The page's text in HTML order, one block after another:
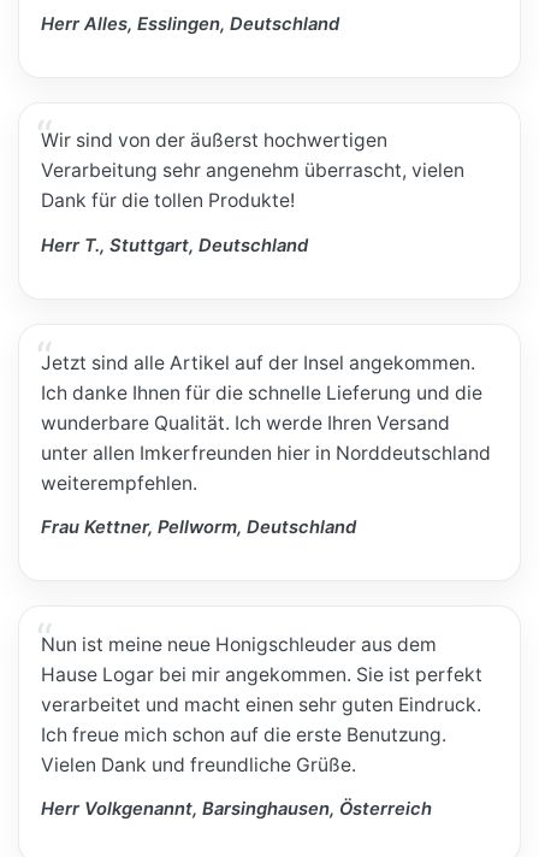
Herr Alles, Esslingen, Deutschland
Wir sind von der äußerst hochwertigen
Verarbeitung sehr angenehm überrascht, vielen
Dank für die tollen Produkte!
Herr T., Stuttgart, Deutschland
Jetzt sind alle Artikel auf der Insel angekommen.
Ich danke Ihnen für die schnelle Lieferung und die
wunderbare Qualität. Ich werde Ihren Versand
unter allen Imkerfreunden hier in Norddeutschland
weiterempfehlen.
Frau Kettner, Pellworm, Deutschland
Nun ist meine neue Honigschleuder aus dem
Hause Logar bei mir angekommen. Sie ist perfekt
verarbeitet und macht einen sehr guten Eindruck.
Ich freue mich schon auf die erste Benutzung.
Vielen Dank und freundliche Grüße.
Herr Volkgenannt, Barsinghausen, Österreich